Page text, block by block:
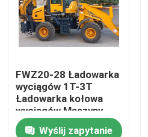
Dom
Produkty
FWZ20-28 Ładowarka
wyciągów 1T-3T
Ładowarka kołowa
wyciągów Maszyny
budowlane
Wyślij zapytanie